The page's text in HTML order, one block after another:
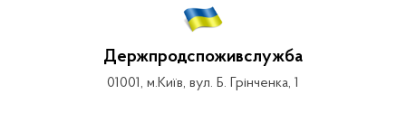
Держпродспоживслужба
01001, м.Київ, вул. Б. Грінченка, 1